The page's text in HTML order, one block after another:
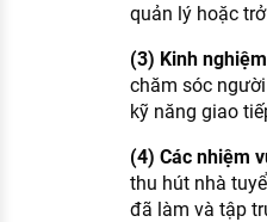
quản lý hoặc
(3) Kinh
chăm sóc
kỹ năng giao
(4) Các nhiệm
thu hút nhà
đã làm và tập